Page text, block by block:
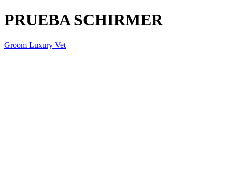
PRUEBA SCHIRMER
Groom Luxury Vet